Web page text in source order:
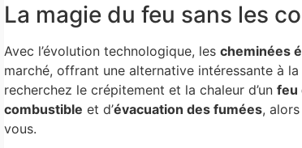
La magie du feu sans les
Avec l’évolution technologique, les cheminées
marché, offrant une alternative intéressante à
recherchez le crépitement et la chaleur d’un feu
combustible et d’évacuation des fumées,
vous.